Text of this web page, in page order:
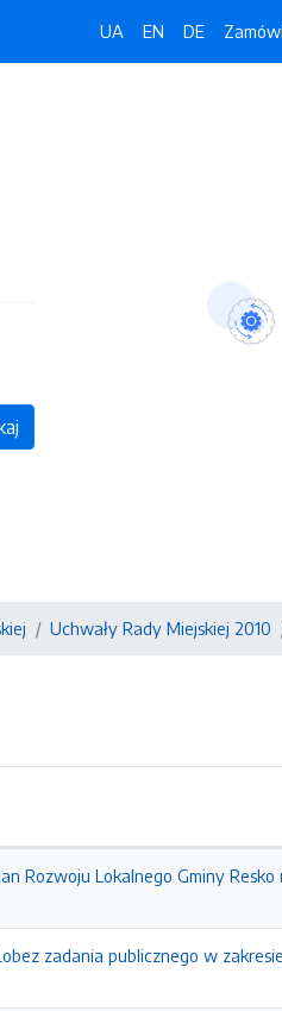
UA EN DE
Uchwały Rady Miejskiej 2010
Rozwoju Lokalnego Gminy
zadania publicznego w